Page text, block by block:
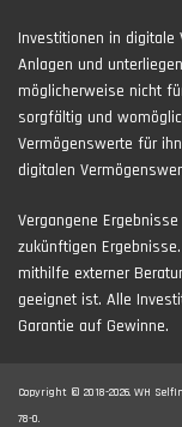
Investitionen in digitale
Anlagen und
möglicherweise nicht
sorgfältig und
Vermögenswerte für
digitalen
Vergangene
zukünftigen
mithilfe externer
geeignet ist. Alle
Garantie auf Gewinne.
Copyright © 2018-2026. WH
78-0.